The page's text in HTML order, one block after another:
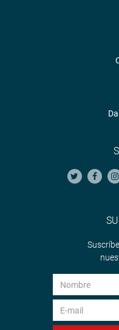
contractuales del
acciones de Control de